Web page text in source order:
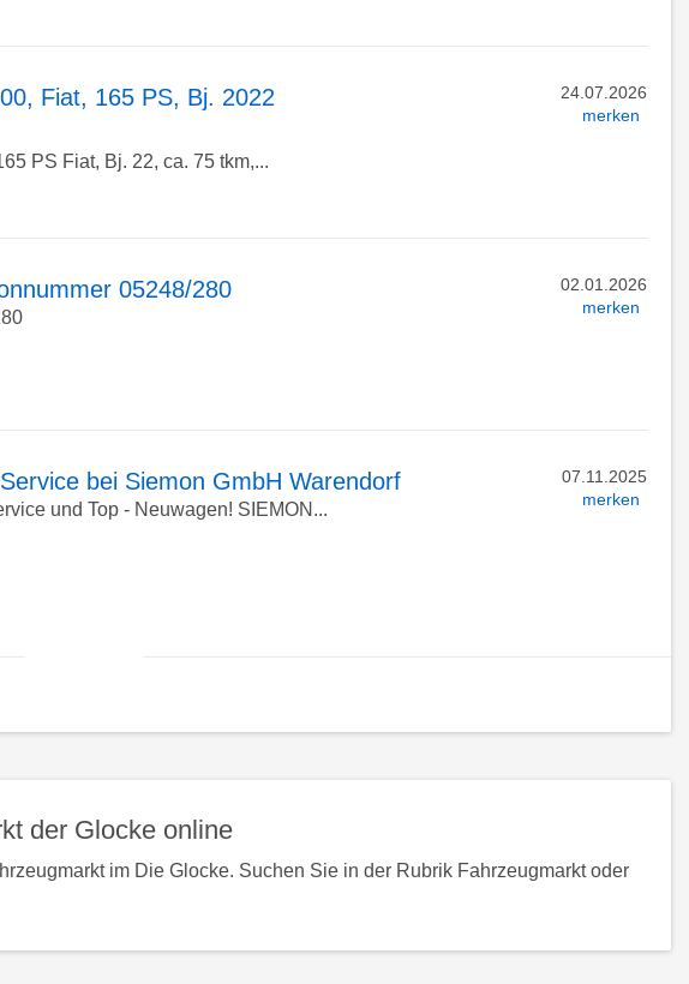
Fiat, 165 PS, Bj. 2022
PS Fiat, Bj. 22, ca. 75 tkm,...
24.07.2026
merken
05248/280
02.01.2026
merken
bei Siemon GmbH Warendorf
und Top - Neuwagen! SIEMON...
07.11.2025
merken
oben
der Glocke online
im Die Glocke. Suchen Sie in der Rubrik Fahrzeugmarkt oder